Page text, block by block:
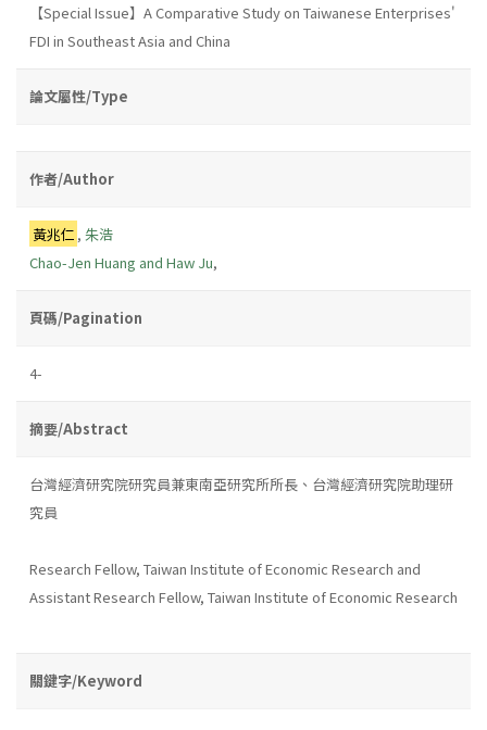
【Special Issue】A Comparative Study on Taiwanese Enterprises'
FDI in Southeast Asia and China
論文屬性/Type
作者/Author
黃兆仁 ,朱浩
Chao-Jen Huang and Haw Ju,
頁碼/Pagination
4-
摘要/Abstract
台灣經濟研究院研究員兼東南亞研究所所長、台灣經濟研究院助理研
究員
Research Fellow, Taiwan Institute of Economic Research and
Assistant Research Fellow, Taiwan Institute of Economic Research
關鍵字/Keyword